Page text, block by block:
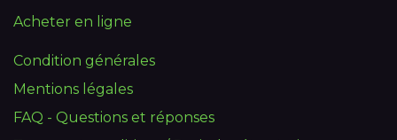
Acheter en ligne
Condition générales
Mentions légales
FAQ - Questions et réponses